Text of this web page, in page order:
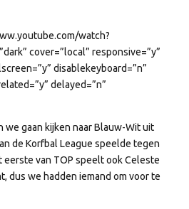
watch?
cover=”local” responsive=”y”
disablekeyboard=”n”
delayed=”n”
we gaan kijken naar Blauw-Wit uit
de Korfbal League speelde tegen
eerste van TOP speelt ook Celeste
dus we hadden iemand om voor te